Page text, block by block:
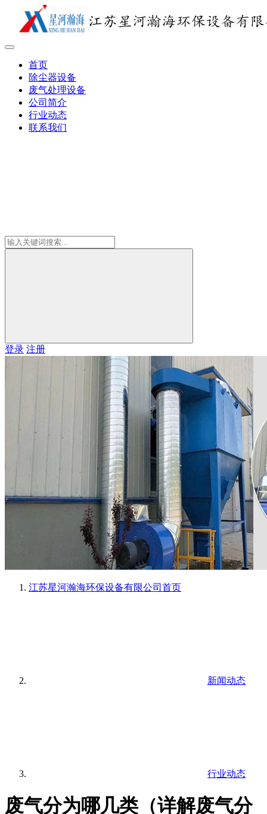
首页
除尘器设备
废气处理设备
公司简介
行业动态
联系我们
登录 注册
江苏星河瀚海环保设备有限公司 首页
新闻动态
行业动态
废气分为哪几类（详解废气分